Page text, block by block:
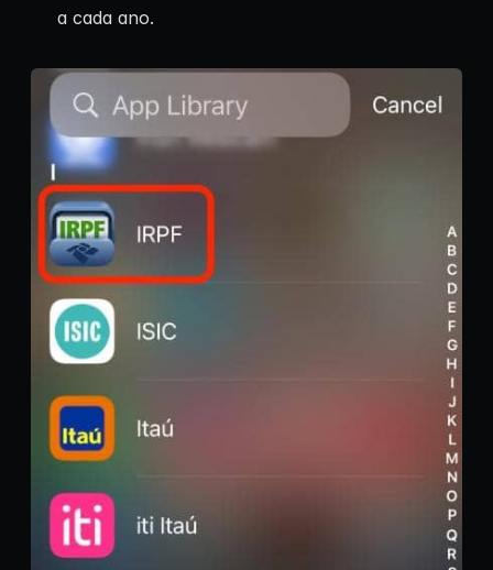
a cada ano.